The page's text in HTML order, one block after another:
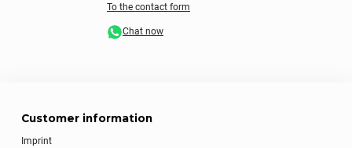
To the contact form
Chat now
Customer information
Imprint